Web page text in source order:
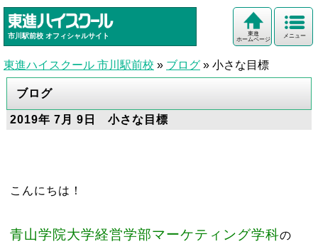
市川駅前校 オフィシャルサイト メニュー
東進
ホームページ
東進ハイスクール 市川駅前校 » ブログ » 小さな目標
ブログ
2019年 7月 9日 小さな目標
こんにちは！
青山学院大学経営学部マーケティング学科の